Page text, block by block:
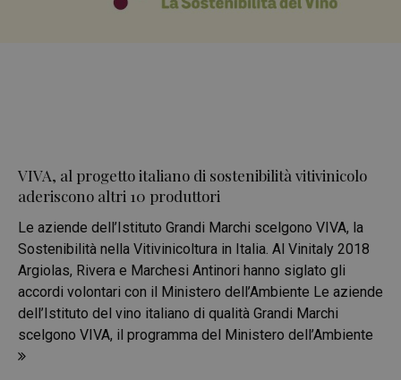
VIVA, al progetto italiano di sostenibilità vitivinicolo
aderiscono altri 10 produttori
Le aziende dell’Istituto Grandi Marchi scelgono VIVA, la
Sostenibilità nella Vitivinicoltura in Italia. Al Vinitaly 2018
Argiolas, Rivera e Marchesi Antinori hanno siglato gli
accordi volontari con il Ministero dell’Ambiente Le aziende
dell’Istituto del vino italiano di qualità Grandi Marchi
scelgono VIVA, il programma del Ministero dell’Ambiente